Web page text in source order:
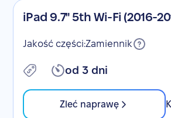
iPad 9.7" 5th Wi-Fi (2016-
Jakość części:Zamiennik
od 3 dni
Zleć naprawę